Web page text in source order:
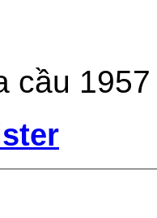
cầu